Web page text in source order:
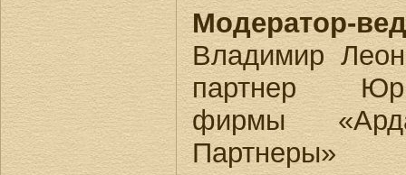
Модератор-
Владимир
партнер
фирмы
Партнеры»